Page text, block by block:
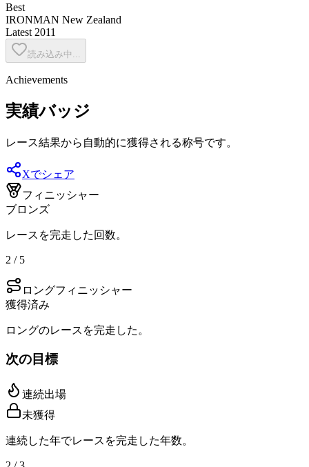
Best
IRONMAN New Zealand
Latest 2011
読み込み中...
Achievements
実績バッジ
レース結果から自動的に獲得される称号です。
Xでシェア
フィニッシャー
ブロンズ
レースを完走した回数。
2 / 5
ロングフィニッシャー
獲得済み
ロングのレースを完走した。
次の目標
連続出場
未獲得
連続した年でレースを完走した年数。